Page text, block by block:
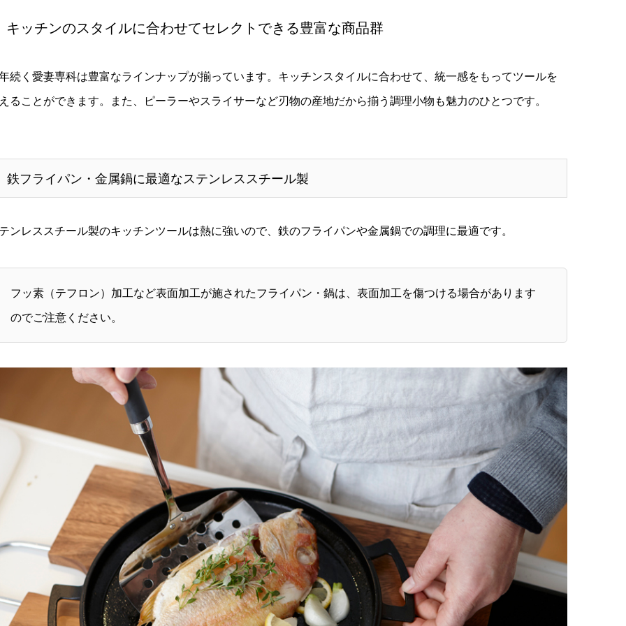
キッチンのスタイルに合わせてセレクトできる豊富な商品群
続く愛妻専科は豊富なラインナップが揃っています。キッチンスタイルに合わせて、統一感をもってツールを
ることができます。また、ピーラーやスライサーなど刃物の産地だから揃う調理小物も魅力のひとつです。
鉄フライパン・金属鍋に最適なステンレススチール製
ンレススチール製のキッチンツールは熱に強いので、 鉄のフライパンや金属鍋での調理に最適です。
フッ素（テフロン）加工など表面加工が施されたフライパン・鍋は、表面加工を傷つける場合があります
のでご注意ください。